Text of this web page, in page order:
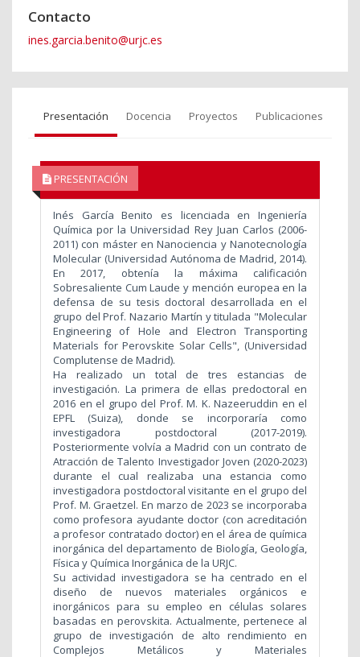
Contacto
ines.garcia.benito@urjc.es
Presentación Docencia Proyectos Publicaciones
PRESENTACIÓN
Inés García Benito es licenciada en Ingeniería
Química por la Universidad Rey Juan Carlos (2006-
2011) con máster en Nanociencia y Nanotecnología
Molecular (Universidad Autónoma de Madrid, 2014).
En 2017, obtenía la máxima calificación
Sobresaliente Cum Laude y mención europea en la
defensa de su tesis doctoral desarrollada en el
grupo del Prof. Nazario Martín y titulada "Molecular
Engineering of Hole and Electron Transporting
Materials for Perovskite Solar Cells", (Universidad
Complutense de Madrid).
Ha realizado un total de tres estancias de
investigación. La primera de ellas predoctoral en
2016 en el grupo del Prof. M. K. Nazeeruddin en el
EPFL (Suiza), donde se incorporaría como
investigadora postdoctoral (2017-2019).
Posteriormente volvía a Madrid con un contrato de
Atracción de Talento Investigador Joven (2020-2023)
durante el cual realizaba una estancia como
investigadora postdoctoral visitante en el grupo del
Prof. M. Graetzel. En marzo de 2023 se incorporaba
como profesora ayudante doctor (con acreditación
a profesor contratado doctor) en el área de química
inorgánica del departamento de Biología, Geología,
Física y Química Inorgánica de la URJC.
Su actividad investigadora se ha centrado en el
diseño de nuevos materiales orgánicos e
inorgánicos para su empleo en células solares
basadas en perovskita. Actualmente, pertenece al
grupo de investigación de alto rendimiento en
Complejos Metálicos y Materiales